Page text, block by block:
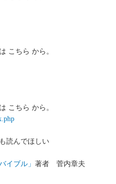
こちら から。
こちら から。
読んでほしい
イブル」 著者 菅内章夫